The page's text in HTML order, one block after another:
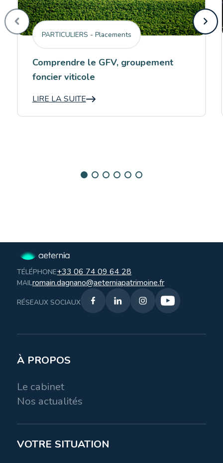
PARTICULIERS - Placements
Comprendre le GFV, groupement
foncier viticole
LIRE LA SUITE
TÉLÉPHONE+33 06 74 09 64 28
MAILromain.dagnano@aeterniapatrimoine.fr
RÉSEAUX SOCIAUX
À PROPOS
Le cabinet
Nos actualités
VOTRE SITUATION